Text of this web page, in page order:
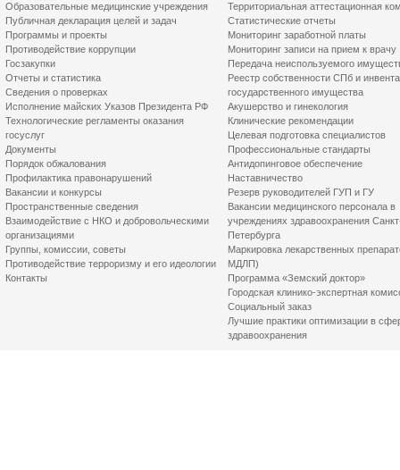
Образовательные медицинские учреждения
Публичная декларация целей и задач
Программы и проекты
Противодействие коррупции
Госзакупки
Отчеты и статистика
Сведения о проверках
Исполнение майских Указов Президента РФ
Технологические регламенты оказания
госуслуг
Документы
Порядок обжалования
Профилактика правонарушений
Вакансии и конкурсы
Пространственные сведения
Взаимодействие с НКО и добровольческими
организациями
Группы, комиссии, советы
Противодействие терроризму и его идеологии
Контакты
Территориальная аттестационная
Статистические отчеты
Мониторинг заработной платы
Мониторинг записи на прием к врачу
Передача неиспользуемого
Реестр собственности СПб и
государственного имущества
Акушерство и гинекология
Клинические рекомендации
Целевая подготовка специалистов
Профессиональные стандарты
Антидопинговое обеспечение
Наставничество
Резерв руководителей ГУП и ГУ
Вакансии медицинского персонала в
учреждениях здравоохранения
Петербурга
Маркировка лекарственных
МДЛП)
Программа «Земский доктор»
Городская клинико-экспертная
Социальный заказ
Лучшие практики оптимизации в
здравоохранения